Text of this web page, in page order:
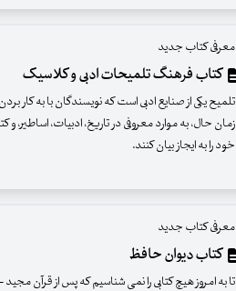
معرفی کتاب جدید
کتاب فرهنگ تلمیحات ادبی و کلاسیک
تلمیح یکی از صنایع ادبی است که نویسندگان با به کار
زمان حال، به موارد معروفی در تاریخ، ادبیات، اساطیر،
خود را به ایجاز بیان کنند.
معرفی کتاب جدید
کتاب دیوان حافظ
تا به امروز هیچ کتابی را نمی شناسیم که پس از قرآن